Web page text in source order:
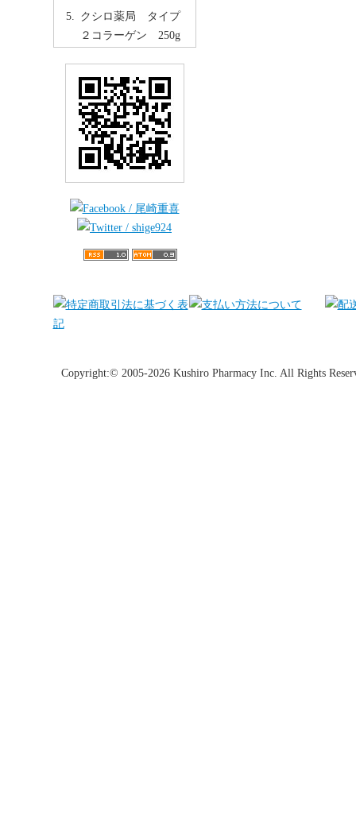
クシロ薬局 タイプ
２コラーゲン 250g
Copyright:© 2005-2026 Kushiro Pharmacy Inc. All Rights